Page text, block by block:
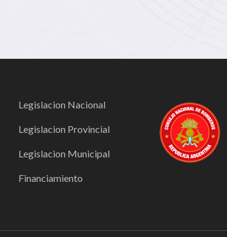
Legislacion Nacional
Legislacion Provincial
Legislacion Municipal
Financiamiento